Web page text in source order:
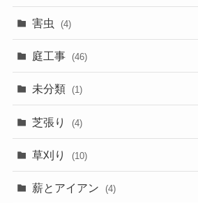
害虫 (4)
庭工事 (46)
未分類 (1)
芝張り (4)
草刈り (10)
薪とアイアン (4)